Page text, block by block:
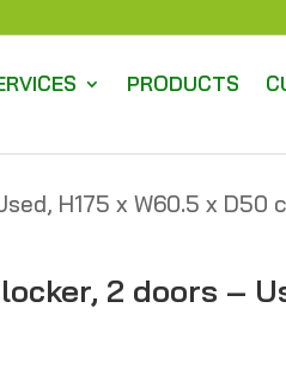
PRODUCTS
H175 x W60.5 x D50
2 doors –